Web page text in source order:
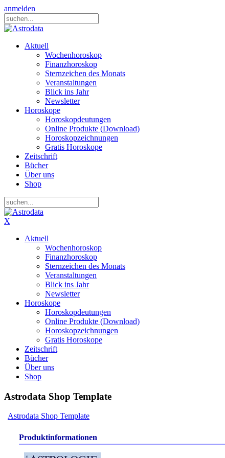
anmelden
Aktuell
Wochenhoroskop
Finanzhoroskop
Sternzeichen des Monats
Veranstaltungen
Blick ins Jahr
Newsletter
Horoskope
Horoskopdeutungen
Online Produkte (Download)
Horoskopzeichnungen
Gratis Horoskope
Zeitschrift
Bücher
Über uns
Shop
X
Aktuell
Wochenhoroskop
Finanzhoroskop
Sternzeichen des Monats
Veranstaltungen
Blick ins Jahr
Newsletter
Horoskope
Horoskopdeutungen
Online Produkte (Download)
Horoskopzeichnungen
Gratis Horoskope
Zeitschrift
Bücher
Über uns
Shop
Astrodata Shop Template
Astrodata Shop Template
Produktinformationen